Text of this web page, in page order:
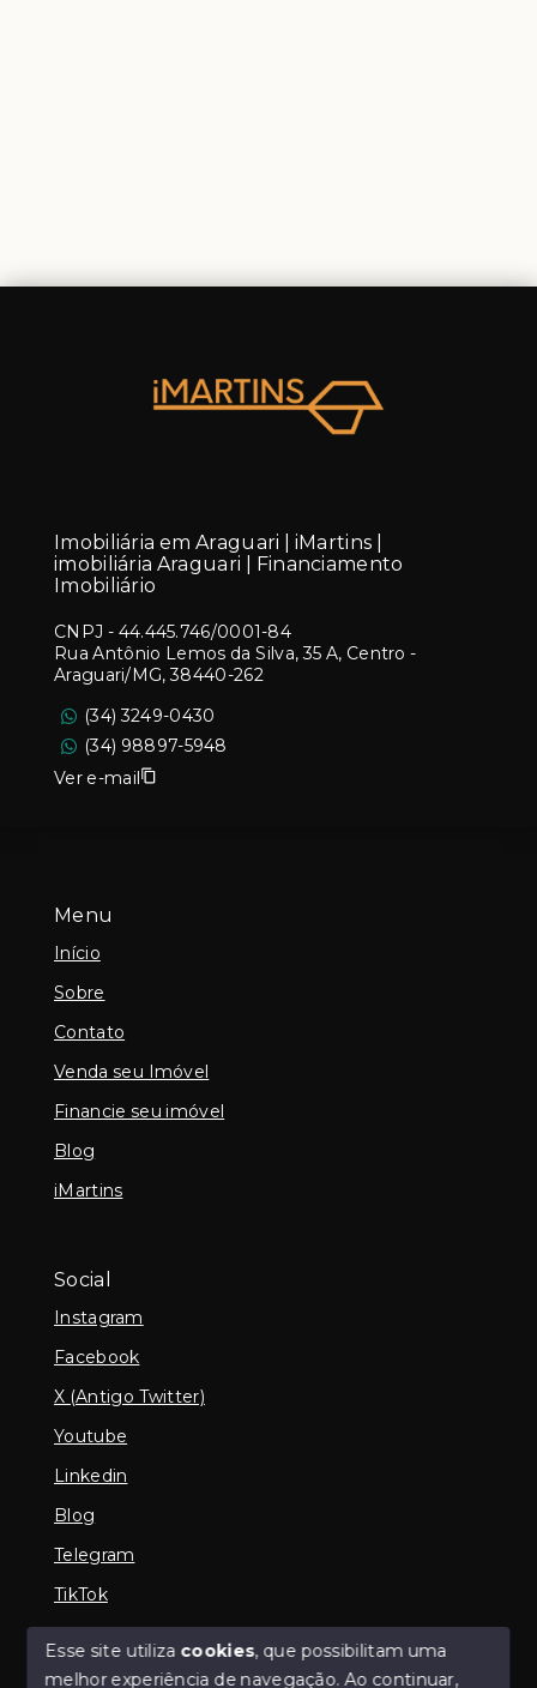
Menu
Início
Sobre
Contato
Venda seu Imóvel
Financie seu imóvel
Blog
iMartins
Social
Instagram
Facebook
X (Antigo Twitter)
Youtube
Linkedin
Blog
Telegram
TikTok
Imobiliária em Araguari | iMartins |
imobiliária Araguari | Financiamento
Imobiliário
CNPJ - 44.445.746/0001-84
Rua Antônio Lemos da Silva, 35 A, Centro -
Araguari/MG, 38440-262
(34) 3249-0430
(34) 98897-5948
Ver e-mail
Esse site utiliza cookies, que possibilitam uma
melhor experiência de navegação.Ao continuar,